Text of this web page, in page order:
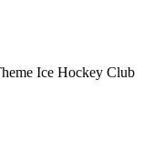
Ice Hockey Club